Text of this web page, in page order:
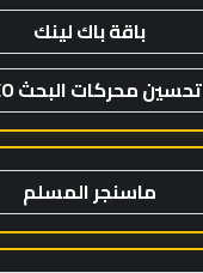
باقة باك لينك
تحسين محركات البحث SEO
ماسنجر المسلم